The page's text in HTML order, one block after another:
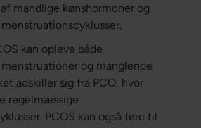
mandlige kønshormoner og
kan opleve både
og manglende
adskiller sig fra PCO, hvor
regelmæssige
PCOS kan også føre til